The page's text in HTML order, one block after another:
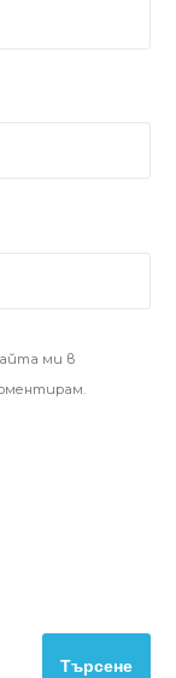
ми в
Търсене